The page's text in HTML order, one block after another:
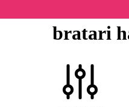
bratari